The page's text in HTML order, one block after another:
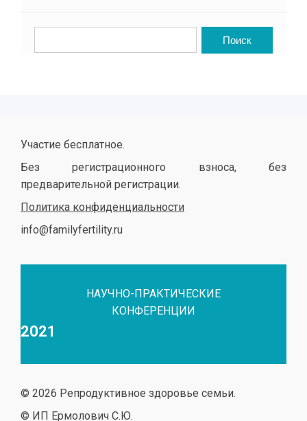
Участие бесплатное.
Без регистрационного взноса, без
предварительной регистрации.
Политика конфиденциальности
info@familyfertility.ru
НАУЧНО-ПРАКТИЧЕСКИЕ
КОНФЕРЕНЦИИ
2021
© 2026 Репродуктивное здоровье семьи.
© ИП Ермолович С.Ю.